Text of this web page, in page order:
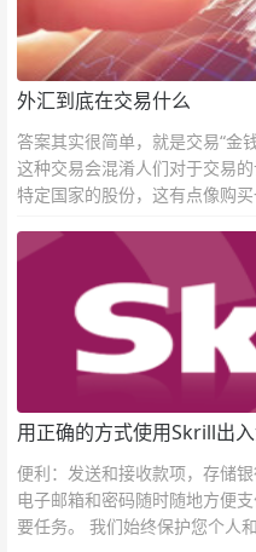
外汇到底在交易什么
答案其实很简单，就是交易“金
这种交易会混淆人们对于交易
特定国家的股份，这有点像购
用正确的方式使用Skrill出
便利：发送和接收款项，存储
电子邮箱和密码随时随地方便
要任务。 我们始终保护您个人